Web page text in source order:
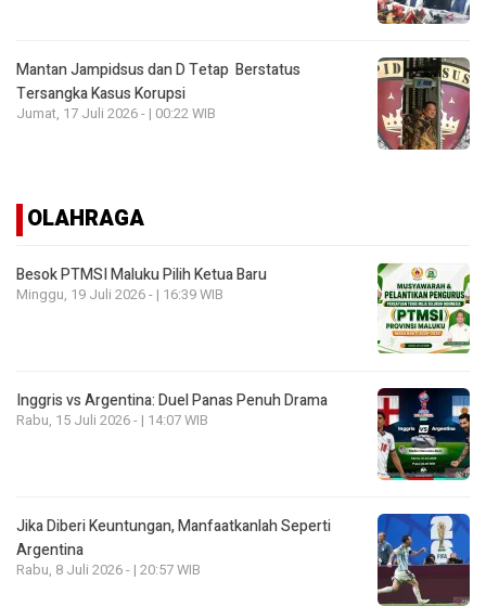
Mantan Jampidsus dan D Tetap Berstatus
Tersangka Kasus Korupsi
Jumat, 17 Juli 2026 - | 00:22 WIB
OLAHRAGA
Besok PTMSI Maluku Pilih Ketua Baru
Minggu, 19 Juli 2026 - | 16:39 WIB
Inggris vs Argentina: Duel Panas Penuh Drama
Rabu, 15 Juli 2026 - | 14:07 WIB
Jika Diberi Keuntungan, Manfaatkanlah Seperti
Argentina
Rabu, 8 Juli 2026 - | 20:57 WIB